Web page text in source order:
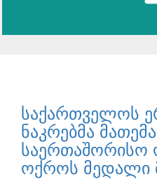
საქართველოს
ნაკრებმა
საერთაშორისო
ოქროს მედალი